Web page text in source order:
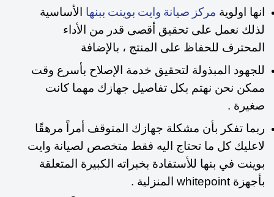
انها اولوية مركز صيانة وايت بوينت ببنها
الأساسية
لذلك نعمل على تحقيق أقصى قدر من الأداء
المحترف للحفاظ على المنتج ، بالإضافة
للجهود المبذولة لتحقيق خدمة الإصلاح بأسرع وقت
ممكن نحن نهتم بكل تفاصيل جهازك مهما كانت
صغيرة .
ربما تفكر بأن مشكلة جهازك المتوقف أمراً مرهقًا
لاعليك كل ما تحتاج اليه فقط متخصص لصيانة وايت
بوينت في بنها للأستفادة بخبراته الكبيرة المتعلقة
بأجهزة whitepoint المنزلية .